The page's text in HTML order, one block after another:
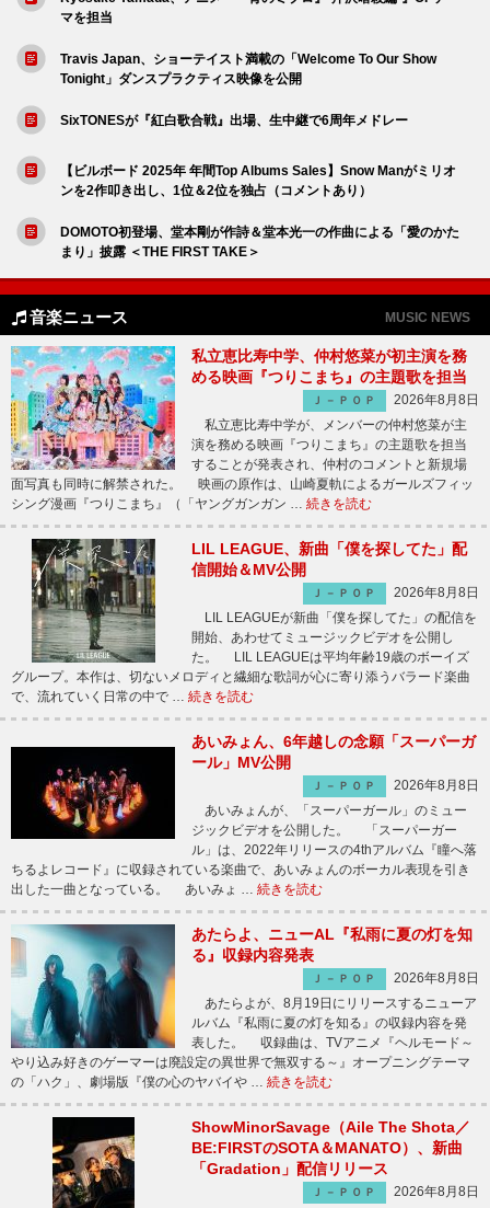
マを担当
Travis Japan、ショーテイスト満載の「Welcome To Our Show
Tonight」ダンスプラクティス映像を公開
SixTONESが『紅白歌合戦』出場、生中継で6周年メドレー
【ビルボード 2025年 年間Top Albums Sales】Snow Manがミリオ
ンを2作叩き出し、1位＆2位を独占（コメントあり）
DOMOTO初登場、堂本剛が作詩＆堂本光一の作曲による「愛のかた
まり」披露 ＜THE FIRST TAKE＞
音楽ニュース MUSIC NEWS
私立恵比寿中学、仲村悠菜が初主演を務
める映画『つりこまち』の主題歌を担当
Ｊ－ＰＯＰ
2026年8月8日
私立恵比寿中学が、メンバーの仲村悠菜が主
演を務める映画『つりこまち』の主題歌を担当
することが発表され、仲村のコメントと新規場
面写真も同時に解禁された。 映画の原作は、山崎夏軌によるガールズフィッ
シング漫画『つりこまち』（「ヤングガンガン … 続きを読む
LIL LEAGUE、新曲「僕を探してた」配
信開始＆MV公開
Ｊ－ＰＯＰ
2026年8月8日
LIL LEAGUEが新曲「僕を探してた」の配信を
開始、あわせてミュージックビデオを公開し
た。 LIL LEAGUEは平均年齢19歳のボーイズ
グループ。本作は、切ないメロディと繊細な歌詞が心に寄り添うバラード楽曲
で、流れていく日常の中で … 続きを読む
あいみょん、6年越しの念願「スーパーガ
ール」MV公開
Ｊ－ＰＯＰ
2026年8月8日
あいみょんが、「スーパーガール」のミュー
ジックビデオを公開した。 「スーパーガー
ル」は、2022年リリースの4thアルバム『瞳へ落
ちるよレコード』に収録されている楽曲で、あいみょんのボーカル表現を引き
出した一曲となっている。 あいみょ … 続きを読む
あたらよ、ニューAL『私雨に夏の灯を知
る』収録内容発表
Ｊ－ＰＯＰ
2026年8月8日
あたらよが、8月19日にリリースするニューア
ルバム『私雨に夏の灯を知る』の収録内容を発
表した。 収録曲は、TVアニメ『ヘルモード～
やり込み好きのゲーマーは廃設定の異世界で無双する～』オープニングテーマ
の「ハク」、劇場版『僕の心のヤバイや … 続きを読む
ShowMinorSavage（Aile The Shota／
BE:FIRSTのSOTA＆MANATO）、新曲
「Gradation」配信リリース
Ｊ－ＰＯＰ
2026年8月8日